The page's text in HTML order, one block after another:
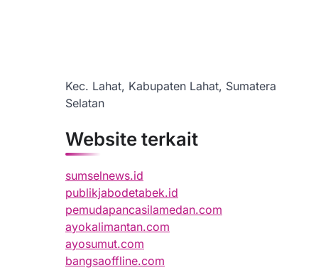
Kec. Lahat, Kabupaten Lahat, Sumatera
Selatan
Website terkait
sumselnews.id
publikjabodetabek.id
pemudapancasilamedan.com
ayokalimantan.com
ayosumut.com
bangsaoffline.com